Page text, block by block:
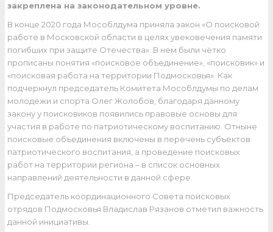
закреплена на законодательном уровне.
В конце 2020 года Мособлдума приняла закон «О поисковой
работе в Московской области в целях увековечения памяти
погибших при защите Отечества». В нем были чётко
прописаны понятия «поисковое объединение», «поисковик» и
«поисковая работа на территории Подмосковья». Как
подчеркнул председатель Комитета Мособлдумы по делам
молодёжи и спорта Олег Жолобов, благодаря данному
закону у поисковиков появились правовые основы для
участия в работе по патриотическому воспитанию. Отныне
поисковые объединения включены в перечень субъектов
патриотического воспитания, а проведение поисковых
работ на территории региона – в список основных
направлений деятельности в данной сфере.
Председатель координационного Совета поисковых
отрядов Подмосковья Владислав Рязанов отметил важность
данной инициативы.